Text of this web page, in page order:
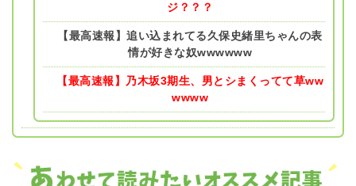
ジ？？？
【最高速報】追い込まれてる久保史緒里ちゃんの表
情が好きな奴wwwwww
【最高速報】乃木坂3期生、男とシまくってて草ww
wwww